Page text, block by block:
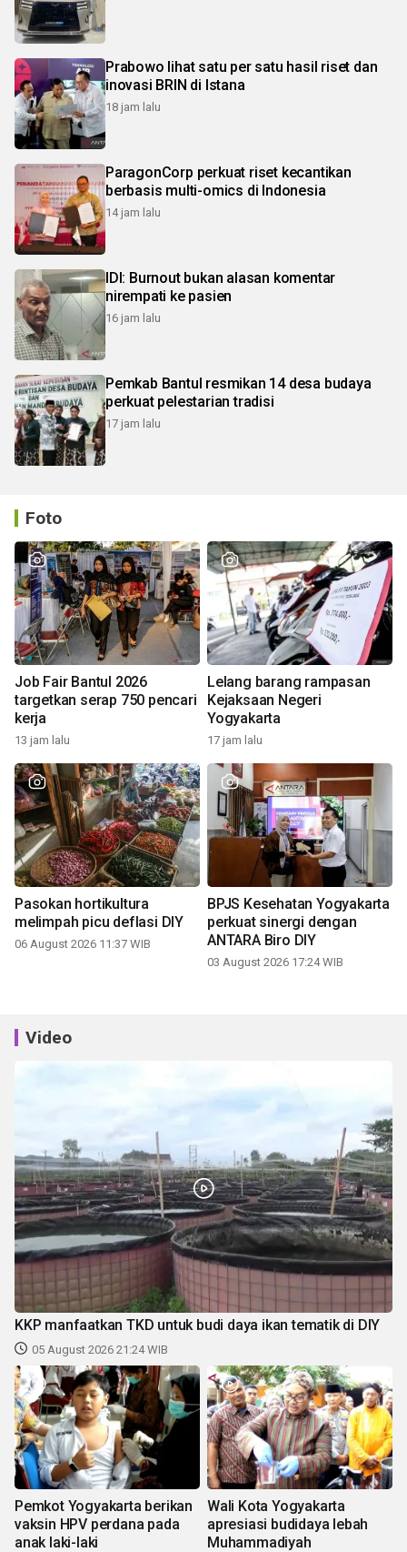
Prabowo lihat satu per satu hasil riset dan
inovasi BRIN di Istana
18 jam lalu
ParagonCorp perkuat riset kecantikan
berbasis multi-omics di Indonesia
14 jam lalu
IDI: Burnout bukan alasan komentar
nirempati ke pasien
16 jam lalu
Pemkab Bantul resmikan 14 desa budaya
perkuat pelestarian tradisi
17 jam lalu
Foto
Job Fair Bantul 2026
targetkan serap 750 pencari
kerja
13 jam lalu
Lelang barang rampasan
Kejaksaan Negeri
Yogyakarta
17 jam lalu
Pasokan hortikultura
melimpah picu deflasi DIY
06 August 2026 11:37 WIB
BPJS Kesehatan Yogyakarta
perkuat sinergi dengan
ANTARA Biro DIY
03 August 2026 17:24 WIB
Video
KKP manfaatkan TKD untuk budi daya ikan tematik di DIY
05 August 2026 21:24 WIB
Pemkot Yogyakarta berikan
vaksin HPV perdana pada
anak laki-laki
Wali Kota Yogyakarta
apresiasi budidaya lebah
Muhammadiyah